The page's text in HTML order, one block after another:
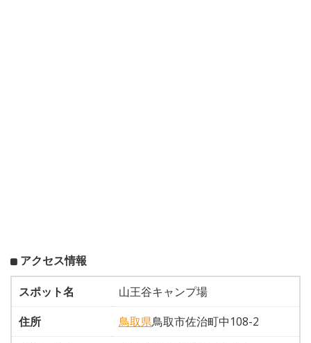
アクセス情報
スポット名
山王谷キャンプ場
住所
鳥取県鳥取市佐治町中108-2